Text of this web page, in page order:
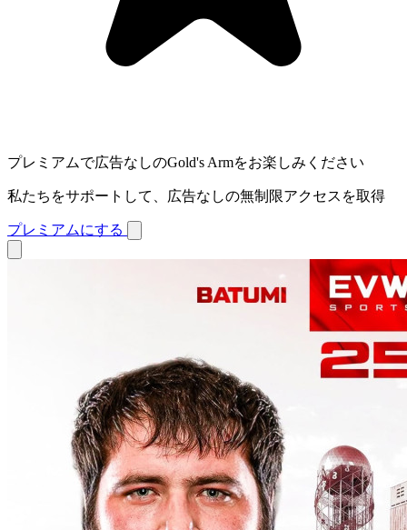
プレミアムで広告なしのGold's Armをお楽しみください
私たちをサポートして、広告なしの無制限アクセスを取得
プレミアムにする